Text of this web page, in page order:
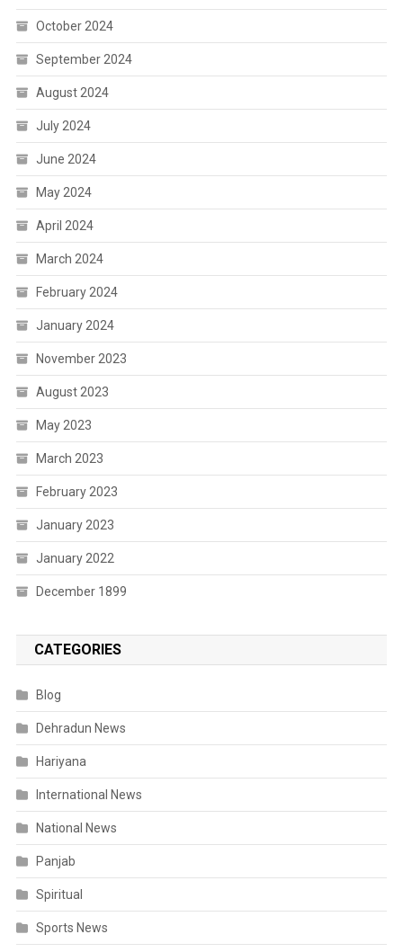
October 2024
September 2024
August 2024
July 2024
June 2024
May 2024
April 2024
March 2024
February 2024
January 2024
November 2023
August 2023
May 2023
March 2023
February 2023
January 2023
January 2022
December 1899
CATEGORIES
Blog
Dehradun News
Hariyana
International News
National News
Panjab
Spiritual
Sports News